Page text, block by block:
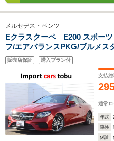
メルセデス・ベンツ
Eクラスクーペ E200 スポー
フ/エアバランスPKG/ブルメス
セーフティPKG/純正ナビ/360
ートヒーター/LEDヘッドライト
販売店保証 購入プラン付
支払
通常
年式
車検
保証